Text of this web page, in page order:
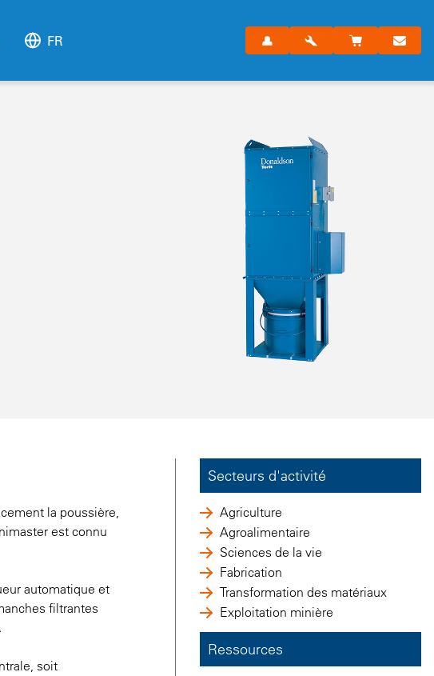
FR
la poussière,
est connu
automatique et
filtrantes
soit
Secteurs d'activité
Agriculture
Agroalimentaire
Sciences de la vie
Fabrication
Transformation des matériaux
Exploitation minière
Ressources